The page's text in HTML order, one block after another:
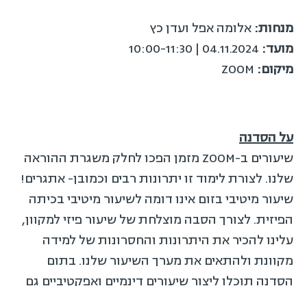
מנחות: אלומה אפל ועדן כץ
מועד:
מיקום:
על הסדנה
שיעורים ב-ZOOM מזמן הפכו לחלק משגרת ההוראה
שלנו. לצורת לימוד זו יתרונות רבים וכמובן- אתגרים!
שיעור מיטיבי בזום אינו דומה לשיעור מיטיבי בכיתה
הפיזית. לצורך הסבה מוצלחת של שיעור פיזי למקוון,
עלינו להכיר את היתרונות והחסרונות של למידה
מקוונת ולהתאים את מערך השיעור שלנו. בתום
הסדנה תוכלו ליצור שיעורים דינמיים ואפקטיביים גם